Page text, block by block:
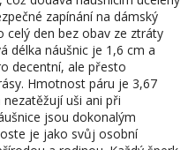
zapínání na dámský
den bez obav ze ztráty
délka náušnic je 1,6 cm a
decentní, ale přesto
Hmotnost páru je 3,67
uši ani při
jsou dokonalým
je jako svůj osobní